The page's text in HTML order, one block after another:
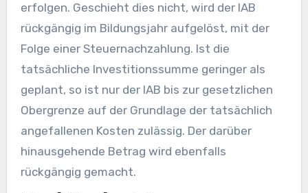
erfolgen. Geschieht dies nicht, wird der IAB
rückgängig im Bildungsjahr aufgelöst, mit der
Folge einer Steuernachzahlung. Ist die
tatsächliche Investitionssumme geringer als
geplant, so ist nur der IAB bis zur gesetzlichen
Obergrenze auf der Grundlage der tatsächlich
angefallenen Kosten zulässig. Der darüber
hinausgehende Betrag wird ebenfalls
rückgängig gemacht.